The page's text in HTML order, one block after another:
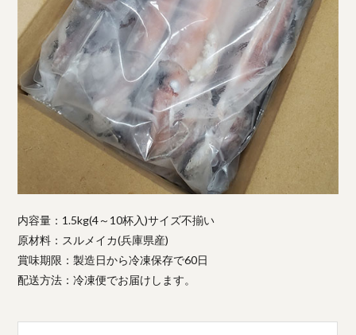
内容量：1.5kg(4～10杯入)サイズ不揃い
原材料：スルメイカ(兵庫県産)
賞味期限：製造日から冷凍保存で60日
配送方法：冷凍便でお届けします。